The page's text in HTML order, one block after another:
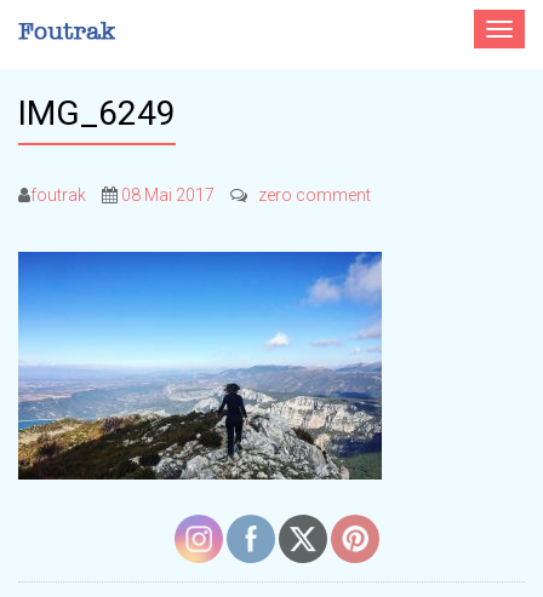
Toggle
IMG_6249
foutrak 08 Mai 2017 zero comment